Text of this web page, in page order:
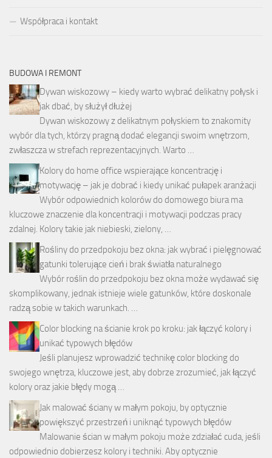
Współpraca i kontakt
BUDOWA I REMONT
Dywan wiskozowy – kiedy warto wybrać delikatny połysk i
jak dbać, by służył dłużej
Dywan wiskozowy z delikatnym połyskiem to znakomity
wybór dla tych, którzy pragną dodać elegancji swoim wnętrzom,
zwłaszcza w strefach reprezentacyjnych. Warto …
Kolory do home office wspierające koncentrację i
motywację – jak je dobrać i kiedy unikać pułapek aranżacji
Wybór odpowiednich kolorów do domowego biura ma
kluczowe znaczenie dla koncentracji i motywacji podczas pracy
zdalnej. Kolory takie jak niebieski, zielony, …
Rośliny do przedpokoju bez okna: jak wybrać i pielęgnować
gatunki tolerujące cień i brak światła naturalnego
Wybór roślin do przedpokoju bez okna może wydawać się
skomplikowany, jednak istnieje wiele gatunków, które doskonale
radzą sobie w takich warunkach. …
Color blocking na ścianie krok po kroku: jak łączyć kolory i
unikać typowych błędów
Jeśli planujesz wprowadzić technikę color blocking do
swojego wnętrza, kluczowe jest, aby dobrze zrozumieć, jak łączyć
kolory oraz jakie błędy mogą …
Jak malować ściany w małym pokoju, by optycznie
powiększyć przestrzeń i uniknąć typowych błędów
Malowanie ścian w małym pokoju może zdziałać cuda, jeśli
odpowiednio dobierzesz kolory i techniki. Aby optycznie